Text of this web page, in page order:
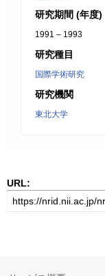
研究期間 (年度)
1991 – 1993
研究種目
国際学術研究
研究機関
東北大学
URL: